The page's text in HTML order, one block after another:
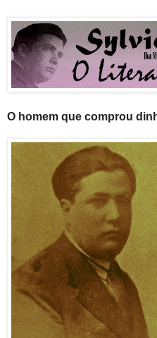
O homem que comprou